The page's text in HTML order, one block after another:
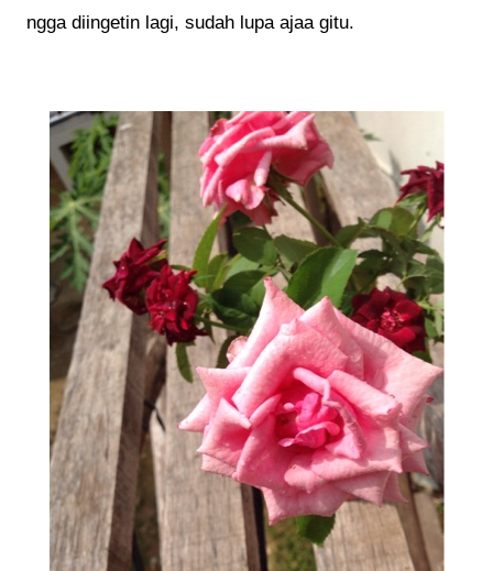
ngga diingetin lagi, sudah lupa ajaa gitu.